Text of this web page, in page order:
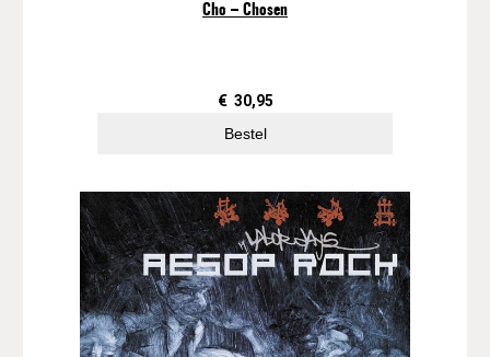
Cho – Chosen
€ 30,95
Bestel